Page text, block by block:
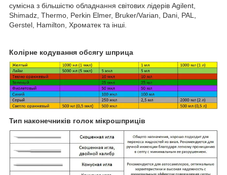
сумісна з більшістю обладнання світових лідерів Agilent,
Shimadz, Thermo, Perkin Elmer, Bruker/Varian, Dani, PAL,
Gerstel, Hamilton, Хроматек та інші.
Колірне кодування обсягу шприца
Тип наконечників голок мікрошприців